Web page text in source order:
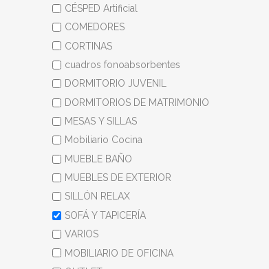
CÉSPED Artificial
COMEDORES
CORTINAS
cuadros fonoabsorbentes
DORMITORIO JUVENIL
DORMITORIOS DE MATRIMONIO
MESAS Y SILLAS
Mobiliario Cocina
MUEBLE BAÑO
MUEBLES DE EXTERIOR
SILLÓN RELAX
SOFÁ Y TAPICERÍA
VARIOS
MOBILIARIO DE OFICINA
INSTAGRAM
HOUZZ